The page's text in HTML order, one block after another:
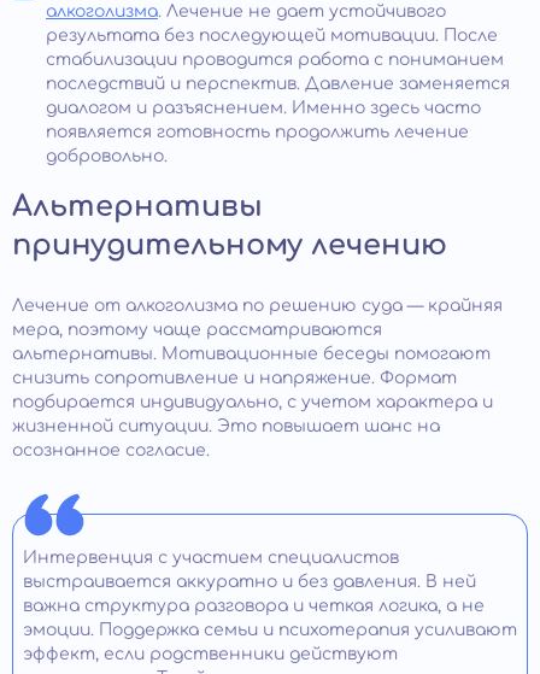
алкоголизма. Лечение не дает устойчивого
результата без последующей мотивации. После
стабилизации проводится работа с пониманием
последствий и перспектив. Давление заменяется
диалогом и разъяснением. Именно здесь часто
появляется готовность продолжить лечение
добровольно.
Альтернативы
принудительному лечению
Лечение от алкоголизма по решению суда — крайняя
мера, поэтому чаще рассматриваются
альтернативы. Мотивационные беседы помогают
снизить сопротивление и напряжение. Формат
подбирается индивидуально, с учетом характера и
жизненной ситуации. Это повышает шанс на
осознанное согласие.
Интервенция с участием специалистов
выстраивается аккуратно и без давления. В ней
важна структура разговора и четкая логика, а не
эмоции. Поддержка семьи и психотерапия усиливают
эффект, если родственники действуют